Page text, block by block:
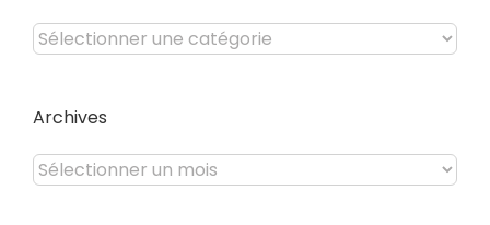
Catégories
du
Archives
Archives